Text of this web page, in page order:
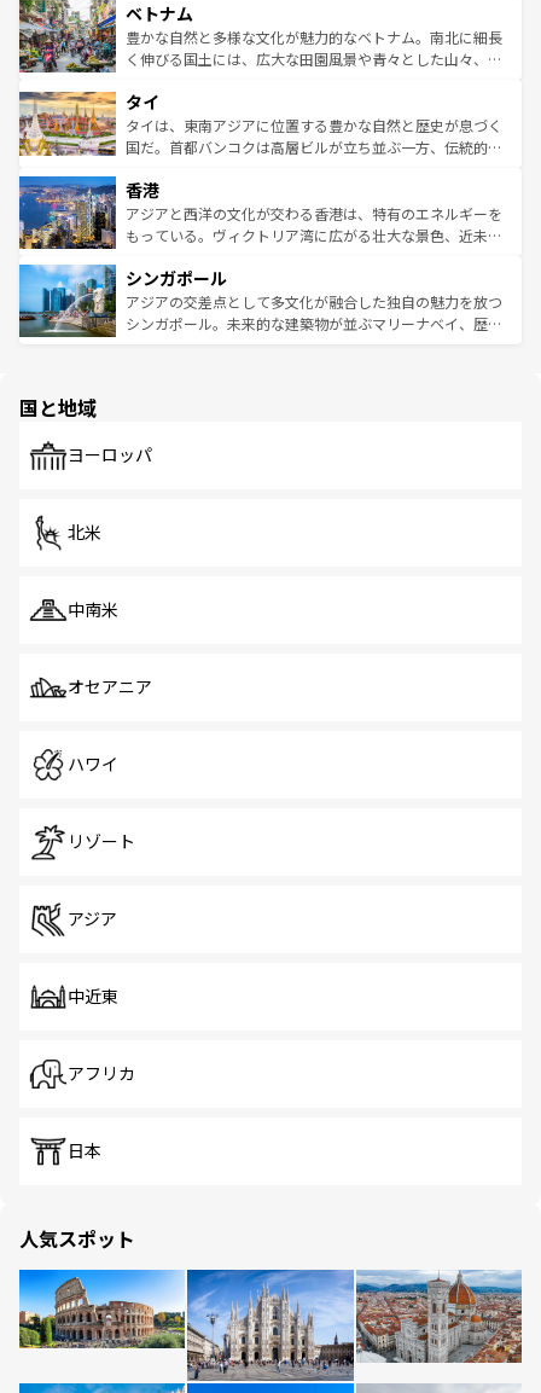
参照してほしい。
容にもいいと評判のスイーツなど、バラエティ豊かな料理
が味わえる。 なお、新着の台湾情報は コンテンツ一覧を参
照してほしい。
き、地方に足を延ばせば四季折々の自然美を楽しむことが
できる。そして、キムチや焼肉、絶品のストリートフード
まで、さまざまな韓国料理が待っている。夜には、韓国な
リティに包まれながら、韓国の多彩な魅力を心ゆくまで味
わってみてほしい。 なお、新着の韓国情報はコンテンツ一
覧を参照してほしい。
ベトナム
豊かな自然と多様な文化が魅力的なベトナム。南北に細長
く伸びる国土には、広大な田園風景や青々とした山々、世
急速な発展と共に伝統が息づく。ハノイの古い町並みやホ
ーチミン市のフランス統治時代の建物も、独特の雰囲気を
醸し出している。また、バラエティの豊かさとおいしさで
とつ。フォーやバインミー、ベトナムコーヒーなどは、ぜ
ひ現地で味わいたい。どの地域を訪れてもあたたかい人々
が旅行者を迎えてくれるので、きっと忘れられない旅にな
参照してほしい。
タイ
タイは、東南アジアに位置する豊かな自然と歴史が息づく
国だ。首都バンコクは高層ビルが立ち並ぶ一方、伝統的な
の活気が交差している。北部ではチェンマイなどの山岳地
帯で自然と触れ合い、南部ではプーケットやクラビの美し
いビーチでリゾート気分を楽しむことができる。タイ料理
激する。気候は一年中温暖で、どの季節にも異なる楽しみ
が待っている。親しみやすいタイの人々、仏教を中心とし
た文化、そして多様な観光資源が、訪れる旅人を魅了し続
香港
アジアと西洋の文化が交わる香港は、特有のエネルギーを
もっている。ヴィクトリア湾に広がる壮大な景色、近未来
み、どこを訪れても感動するはず。観光スポットが密集し
ており、効率よく見どころを回れるのも魅力。息をのむよ
うな絶景から文化的な体験まで、香港を存分に楽しみ尽く
シンガポール
アジアの交差点として多文化が融合した独自の魅力を放つ
シンガポール。未来的な建築物が並ぶマリーナベイ、歴史
で、ホーカーズは地元の風情を楽しめる外せないスポット
国と地域
ヨーロッパ
北米
中南米
オセアニア
ハワイ
リゾート
アジア
中近東
アフリカ
日本
人気スポット